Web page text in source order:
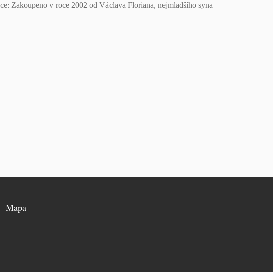
Zakoupeno v roce 2002 od Václava Floriana, nejmladšího syna
Mapa